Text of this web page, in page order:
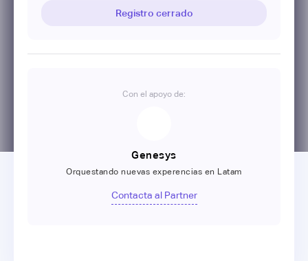
Registro cerrado
Con el apoyo de:
Genesys
Orquestando nuevas experencias en Latam
Contacta al Partner